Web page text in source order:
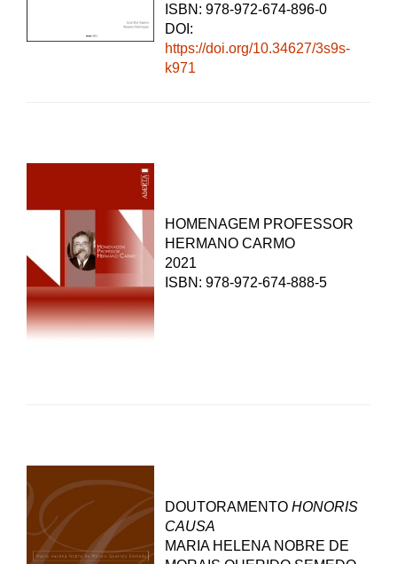
ISBN: 978-972-674-896-0
DOI:
https://doi.org/10.34627/3s9s-
k971
HOMENAGEM PROFESSOR
HERMANO CARMO
2021
ISBN: 978-972-674-888-5
DOUTORAMENTO HONORIS
CAUSA
MARIA HELENA NOBRE DE